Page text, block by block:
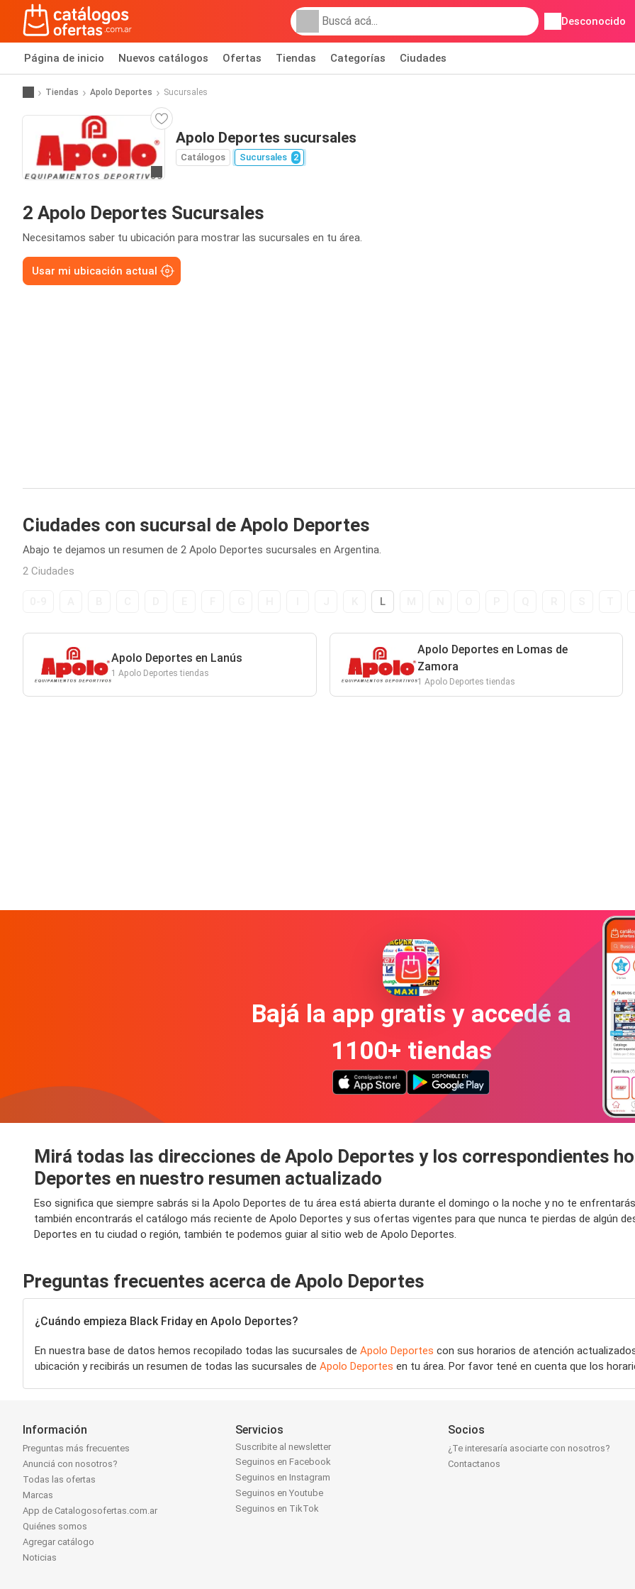
Desconocido
Página de inicio Nuevos catálogos Ofertas Tiendas Categorías Ciudades
Tiendas Apolo Deportes Sucursales
Apolo Deportes sucursales
Catálogos Sucursales 2
2 Apolo Deportes Sucursales
Necesitamos saber tu ubicación para mostrar las sucursales en tu área.
Usar mi ubicación actual
Ciudades con sucursal de Apolo Deportes
Abajo te dejamos un resumen de 2 Apolo Deportes sucursales en Argentina.
2 Ciudades
L
Apolo Deportes en Lanús
1 Apolo Deportes tiendas
Apolo Deportes en Lomas de
Zamora
1 Apolo Deportes tiendas
Bajá la app gratis y accedé a
1100+ tiendas
Mirá todas las direcciones de Apolo Deportes y los correspondientes
Deportes en nuestro resumen actualizado
Eso significa que siempre sabrás si la Apolo Deportes de tu área está abierta durante el domingo o la noche y no te
también encontrarás el catálogo más reciente de Apolo Deportes y sus ofertas vigentes para que nunca te pierdas de algún
Deportes en tu ciudad o región, también te podemos guiar al sitio web de Apolo Deportes.
Preguntas frecuentes acerca de Apolo Deportes
¿Cuándo empieza Black Friday en Apolo Deportes?
En nuestra base de datos hemos recopilado todas las sucursales de Apolo Deportes con sus horarios de atención
ubicación y recibirás un resumen de todas las sucursales de Apolo Deportes en tu área. Por favor tené en cuenta que los
Información
Preguntas más frecuentes
Anunciá con nosotros?
Todas las ofertas
Marcas
App de Catalogosofertas.com.ar
Quiénes somos
Agregar catálogo
Noticias
Servicios
Suscribite al newsletter
Seguinos en Facebook
Seguinos en Instagram
Seguinos en Youtube
Seguinos en TikTok
Socios
¿Te interesaría asociarte con nosotros?
Contactanos